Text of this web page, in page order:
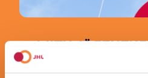
LIITY
JHL on Suomen